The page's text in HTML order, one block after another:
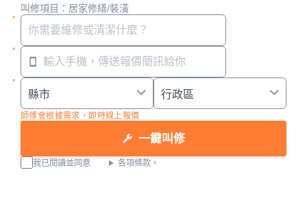
叫修項目：居家修繕/裝潢
師傅會根據需求，即時線上報價
一鍵叫修
我已閱讀並同意 各項條款。